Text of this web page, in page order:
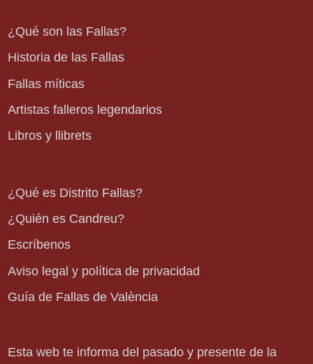
¿Qué son las Fallas?
Historia de las Fallas
Fallas míticas
Artistas falleros legendarios
Libros y llibrets
¿Qué es Distrito Fallas?
¿Quién es Candreu?
Escríbenos
Aviso legal y política de privacidad
Guía de Fallas de València
Esta web te informa del pasado y presente de la